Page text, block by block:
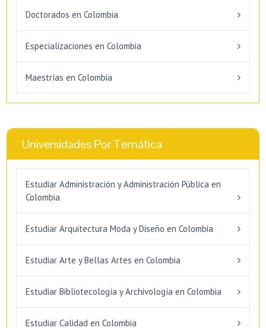
Doctorados en Colombia
Especializaciones en Colombia
Maestrías en Colombia
Universidades Por Temática
Estudiar Administración y Administración Pública en
Colombia
Estudiar Arquitectura Moda y Diseño en Colombia
Estudiar Arte y Bellas Artes en Colombia
Estudiar Bibliotecología y Archivología en Colombia
Estudiar Calidad en Colombia